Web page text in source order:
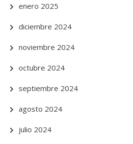
enero 2025
diciembre 2024
noviembre 2024
octubre 2024
septiembre 2024
agosto 2024
julio 2024